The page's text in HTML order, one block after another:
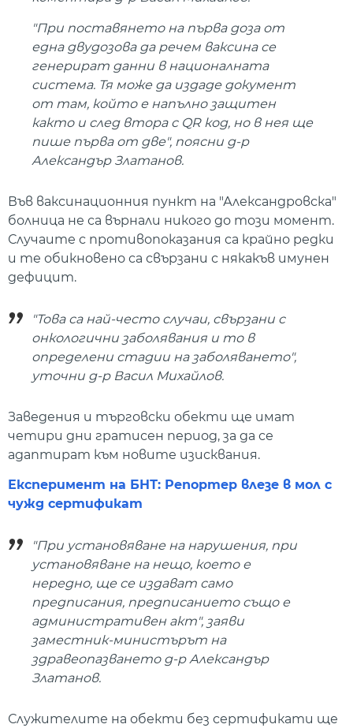
"При поставянето на първа доза от
една двудозова да речем ваксина се
генерират данни в националната
система. Тя може да издаде документ
от там, който е напълно защитен
както и след втора с QR код, но в нея ще
пише първа от две", поясни д-р
Александър Златанов.
Във ваксинационния пункт на "Александровска"
болница не са върнали никого до този момент.
Случаите с противопоказания са крайно редки
и те обикновено са свързани с някакъв имунен
дефицит.
"Това са най-често случаи, свързани с
онкологични заболявания и то в
определени стадии на заболяването",
уточни д-р Васил Михайлов.
Заведения и търговски обекти ще имат
четири дни гратисен период, за да се
адаптират към новите изисквания.
Експеримент на БНТ: Репортер влезе в мол с
чужд сертификат
"При установяване на нарушения, при
установяване на нещо, което е
нередно, ще се издават само
предписания, предписанието също е
административен акт", заяви
заместник-министърът на
здравеопазването д-р Александър
Златанов.
Служителите на обекти без сертификати ще